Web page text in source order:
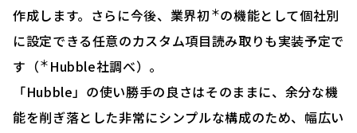
作成します。さらに今後、業界初 ＊の機能として個社別
に設定できる任意のカスタム項目読み取りも実装予定で
す（＊ Hubble社調べ）。
「Hubble」の使い勝手の良さはそのままに、余分な機
能を削ぎ落とした非常にシンプルな構成のため、幅広い